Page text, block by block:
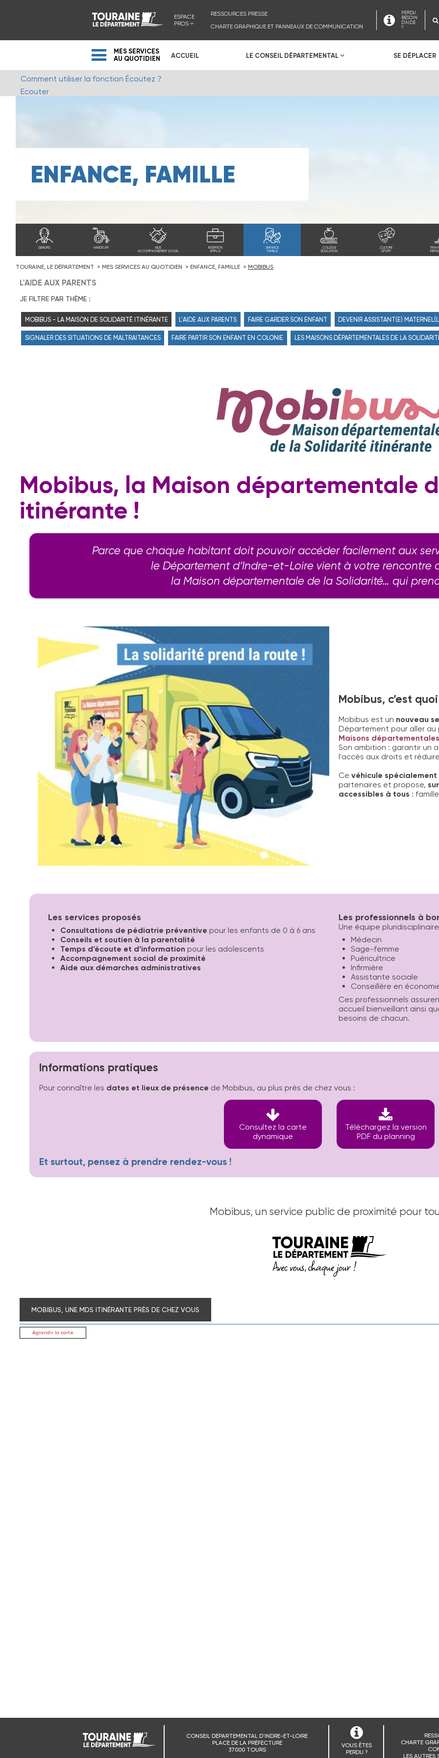
ESPACE
PROS
RESSOURCES PRESSE
CHARTE GRAPHIQUE ET PANNEAUX DE COMMUNICATION
PERDU
BESOIN
D'AIDE
?
MES SERVICES
AU QUOTIDIEN
ACCUEIL LE CONSEIL DÉPARTEMENTAL SE DÉPLACER
Comment utiliser la fonction Écoutez ?
Ecouter
ENFANCE, FAMILLE
SENIORS HANDICAP
AIDE
ACCOMPAGNEMENT SOCIAL
INSERTION
EMPLOI
ENFANCE
FAMILLE
COLLÈGE
ÉDUCATION
CULTURE
SPORT
TOURAINE, LE DÉPARTEMENT MES SERVICES AU QUOTIDIEN ENFANCE, FAMILLE MOBIBUS
L'AIDE AUX PARENTS
JE FILTRE PAR THÈME :
MOBIBUS - LA MAISON DE SOLIDARITÉ ITINÉRANTE L'AIDE AUX PARENTS FAIRE GARDER SON ENFANT DEVENIR ASSISTANT(E)
SIGNALER DES SITUATIONS DE MALTRAITANCES FAIRE PARTIR SON ENFANT EN COLONIE LES MAISONS DÉPARTEMENTALES DE LA
Mobibus, la Maison départementale
itinérante !
Parce que chaque habitant doit pouvoir accéder facilement aux
le Département d’Indre-et-Loire vient à votre rencontre
la Maison départementale de la Solidarité… qui
Mobibus, c’est
Mobibus est un nouveau
Département pour aller
Maisons
Son ambition : garantir un
l'accès aux droits et
Ce véhicule
partenaires et propose,
accessibles à tous :
Les services proposés
Consultations de pédiatrie préventive pour les enfants de 0 à 6 ans
Conseils et soutien à la parentalité
Temps d’écoute et d’information pour les adolescents
Accompagnement social de proximité
Aide aux démarches administratives
Les professionnels à
Une équipe
Médecin
Sage-femme
Puéricultrice
Infirmière
Assistante sociale
Conseillère en
Ces professionnels
accueil bienveillant ainsi
besoins de chacun.
Informations pratiques
Pour connaître les dates et lieux de présence de Mobibus, au plus près de chez vous :
Consultez la carte
dynamique
Téléchargez la version
PDF du planning
Et surtout, pensez à prendre rendez-vous !
Mobibus, un service public de proximité pour
MOBIBUS, UNE MDS ITINÉRANTE PRÈS DE CHEZ VOUS
Agrandir la carte
CONSEIL DÉPARTEMENTAL D'INDRE-ET-LOIRE
PLACE DE LA PRÉFECTURE
37000 TOURS
VOUS ÊTES
PERDU ?
CHARTE
LES AUTRES